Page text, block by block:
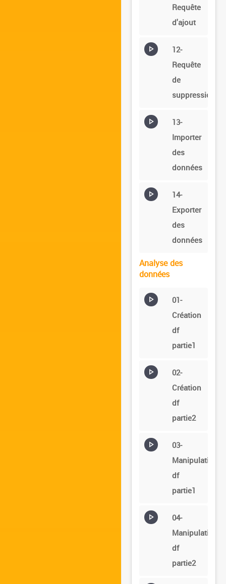
Requête
d'ajout
12-
Requête
de
suppression
13-
Importer
des
données
14-
Exporter
des
données
Analyse des
données
01-
Création
df
partie1
02-
Création
df
partie2
03-
Manipulation
df
partie1
04-
Manipulation
df
partie2